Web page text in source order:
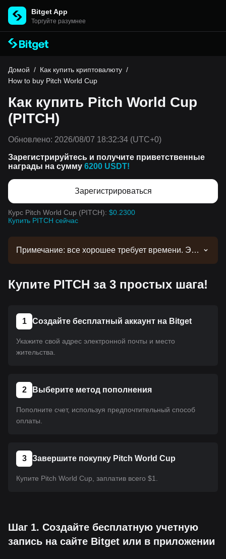
Bitget App
Торгуйте разумнее
Домой / Как купить криптовалюту /
How to buy Pitch World Cup
Как купить Pitch World Cup
(PITCH)
Обновлено: 2026/08/07 18:32:34 (UTC+0)
Зарегистрируйтесь и получите приветственные
награды на сумму 6200 USDT!
Зарегистрироваться
Курс Pitch World Cup (PITCH): $0.2300
Купить PITCH сейчас
Примечание: все хорошее требует времени. Эта
обновлениях листинга. Как только она появится
применимо ко всем криптовалютам,
размещенным на Bitget.
Купите PITCH за 3 простых шага!
1 Создайте бесплатный аккаунт на Bitget
Укажите свой адрес электронной почты и место
жительства.
2 Выберите метод пополнения
Пополните счет, используя предпочтительный способ
оплаты.
3 Завершите покупку Pitch World Cup
Купите Pitch World Cup, заплатив всего $1.
Шаг 1. Создайте бесплатную учетную
запись на сайте Bitget или в приложении